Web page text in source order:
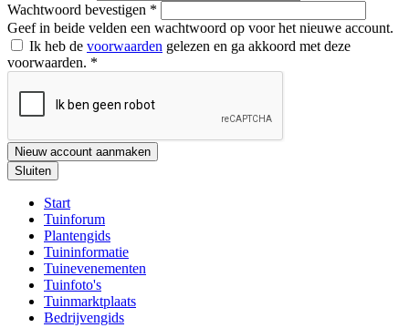
Wachtwoord bevestigen *
Geef in beide velden een wachtwoord op voor het nieuwe account.
Ik heb de voorwaarden gelezen en ga akkoord met deze
voorwaarden. *
Nieuw account aanmaken
Sluiten
Start
Tuinforum
Plantengids
Tuininformatie
Tuinevenementen
Tuinfoto's
Tuinmarktplaats
Bedrijvengids